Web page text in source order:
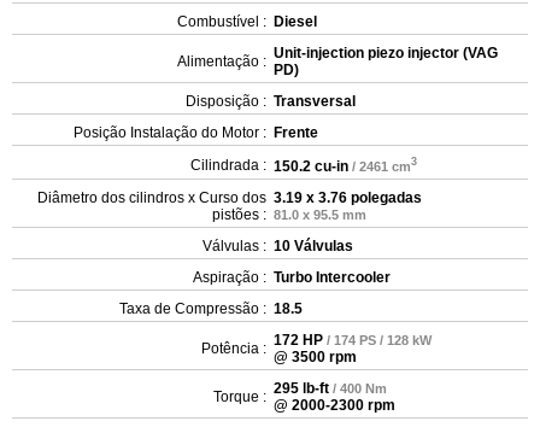
Combustível : Diesel
Alimentação : Unit-injection piezo injector (VAG
PD)
Disposição : Transversal
Posição Instalação do Motor : Frente
Cilindrada : 150.2 cu-in / 2461 cm3
Diâmetro dos cilindros x Curso dos
pistões :
3.19 x 3.76 polegadas
81.0 x 95.5 mm
Válvulas : 10 Válvulas
Aspiração : Turbo Intercooler
Taxa de Compressão : 18.5
Potência : 172 HP / 174 PS / 128 kW
@ 3500 rpm
Torque : 295 lb-ft / 400 Nm
@ 2000-2300 rpm